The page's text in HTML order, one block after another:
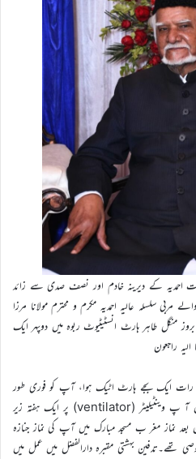
احمدیہ کے دیرینہ خادم اور نصف صدی سے زائد
مربی سلسلہ عالیہ احمدیہ مکرم و محترم مولانا مرزا
ناز صاحب مورخہ ۲۴ ؍دسمبر ۲۰۲۴ء بروز منگل طاہر ہارٹ انسٹیٹیوٹ ربوہ میں دوپہر ایک
بدھ آپ کو رات ایک بجے ہارٹ اٹیک ہوا، آپ کو فوری طور
پر طاہر ہارٹ انسٹیٹیوٹ لے جایا گیا۔ جہاں آ پ وینٹیلیٹر (ventilator) پر ایک ہفتہ زیر
نماز مغر ب مسجد مبارک میں آپ کی نماز جنازہ
تھے۔تدفین بہشتی مقبرہ دارالفضل میں عمل میں